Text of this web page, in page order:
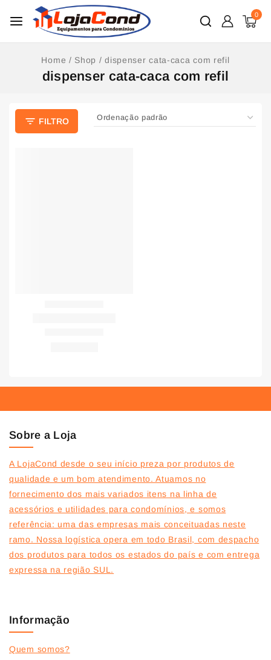
0
Home / Shop / dispenser cata-caca com refil
dispenser cata-caca com refil
FILTRO
Sobre a Loja
A LojaCond desde o seu início preza por produtos de
qualidade e um bom atendimento. Atuamos no
fornecimento dos mais variados itens na linha de
acessórios e utilidades para condomínios, e somos
referência: uma das empresas mais conceituadas neste
ramo. Nossa logística opera em todo Brasil, com despacho
dos produtos para todos os estados do país e com entrega
expressa na região SUL.
Informação
Quem somos?